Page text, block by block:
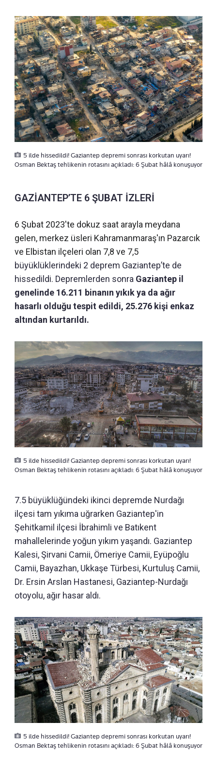
5 ilde hissedildi! Gaziantep depremi sonrası korkutan uyarı!
Osman Bektaş tehlikenin rotasını açıkladı: 6 Şubat hâlâ konuşuyor
GAZİANTEP’TE 6 ŞUBAT İZLERİ
6 Şubat 2023'te dokuz saat arayla meydana
gelen, merkez üsleri Kahramanmaraş'ın Pazarcık
ve Elbistan ilçeleri olan 7,8 ve 7,5
büyüklüklerindeki 2 deprem Gaziantep’te de
hissedildi. Depremlerden sonra Gaziantep il
genelinde 16.211 binanın yıkık ya da ağır
hasarlı olduğu tespit edildi, 25.276 kişi enkaz
altından kurtarıldı.
5 ilde hissedildi! Gaziantep depremi sonrası korkutan uyarı!
Osman Bektaş tehlikenin rotasını açıkladı: 6 Şubat hâlâ konuşuyor
7.5 büyüklüğündeki ikinci depremde Nurdağı
ilçesi tam yıkıma uğrarken Gaziantep'in
Şehitkamil ilçesi İbrahimli ve Batıkent
mahallelerinde yoğun yıkım yaşandı. Gaziantep
Kalesi,Şirvani Camii, Ömeriye Camii, Eyüpoğlu
Camii, Bayazhan, Ukkaşe Türbesi, Kurtuluş Camii,
Dr. Ersin Arslan Hastanesi, Gaziantep-Nurdağı
otoyolu, ağır hasar aldı.
5 ilde hissedildi! Gaziantep depremi sonrası korkutan uyarı!
Osman Bektaş tehlikenin rotasını açıkladı: 6 Şubat hâlâ konuşuyor